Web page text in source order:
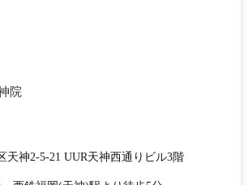
院
天神2-5-21 UUR天神西通りビル3階